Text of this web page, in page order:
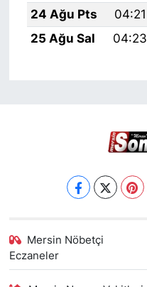
24 Ağu Pts
04:21
25 Ağu Sal
04:23
Mersin Nöbetçi
Eczaneler